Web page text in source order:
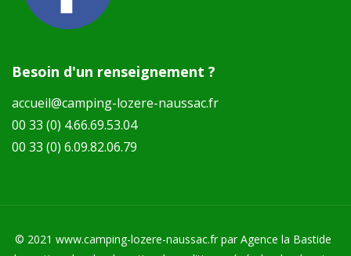
Besoin d'un renseignement ?
accueil@camping-lozere-naussac.fr
00 33 (0) 4.66.69.53.04
00 33 (0) 6.09.82.06.79
© 2021 www.camping-lozere-naussac.fr par Agence la Bastide